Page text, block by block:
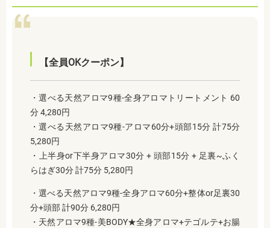
【全員OKクーポン】
・選べる天然アロマ9種-全身アロマトリートメント 60
分 4,280円
・選べる天然アロマ9種-アロマ60分+頭部15分 計75分
5,280円
・上半身or下半身アロマ30分 + 頭部15分 + 足裏~ふく
らはぎ30分 計75分 5,280円
・選べる天然アロマ9種-全身アロマ60分+整体or足裏30
分+頭部 計90分 6,280円
・天然アロマ9種-美BODY★全身アロマ+テゴルテ+お腸